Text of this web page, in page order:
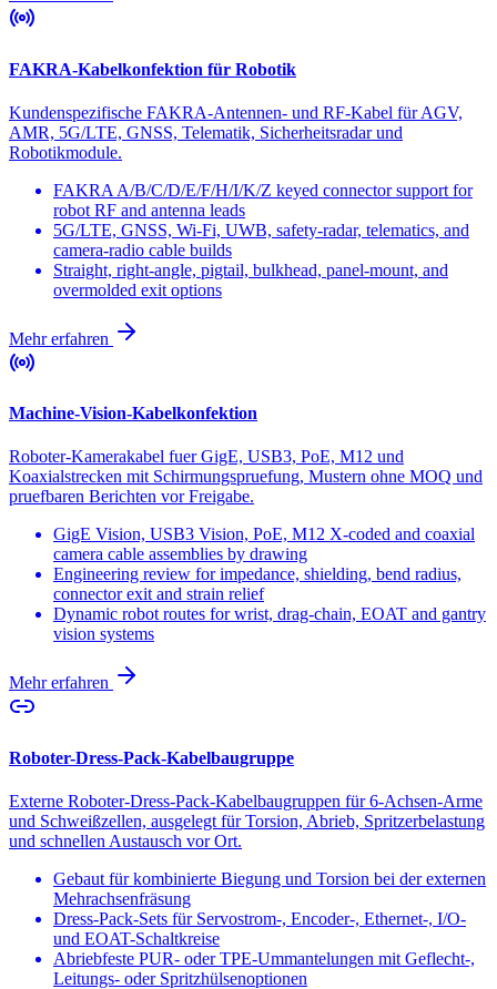
FAKRA-Kabelkonfektion für Robotik
Kundenspezifische FAKRA-Antennen- und RF-Kabel für AGV,
AMR, 5G/LTE, GNSS, Telematik, Sicherheitsradar und
Robotikmodule.
FAKRA A/B/C/D/E/F/H/I/K/Z keyed connector support for
robot RF and antenna leads
5G/LTE, GNSS, Wi-Fi, UWB, safety-radar, telematics, and
camera-radio cable builds
Straight, right-angle, pigtail, bulkhead, panel-mount, and
overmolded exit options
Mehr erfahren
Machine-Vision-Kabelkonfektion
Roboter-Kamerakabel fuer GigE, USB3, PoE, M12 und
Koaxialstrecken mit Schirmungspruefung, Mustern ohne MOQ und
pruefbaren Berichten vor Freigabe.
GigE Vision, USB3 Vision, PoE, M12 X-coded and coaxial
camera cable assemblies by drawing
Engineering review for impedance, shielding, bend radius,
connector exit and strain relief
Dynamic robot routes for wrist, drag-chain, EOAT and gantry
vision systems
Mehr erfahren
Roboter-Dress-Pack-Kabelbaugruppe
Externe Roboter-Dress-Pack-Kabelbaugruppen für 6-Achsen-Arme
und Schweißzellen, ausgelegt für Torsion, Abrieb, Spritzerbelastung
und schnellen Austausch vor Ort.
Gebaut für kombinierte Biegung und Torsion bei der externen
Mehrachsenfräsung
Dress-Pack-Sets für Servostrom-, Encoder-, Ethernet-, I/O-
und EOAT-Schaltkreise
Abriebfeste PUR- oder TPE-Ummantelungen mit Geflecht-,
Leitungs- oder Spritzhülsenoptionen